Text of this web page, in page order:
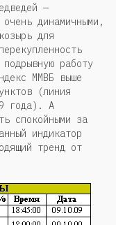
—
динамичными,
для
работу
ММВБ выше
(линия
года). А
спокойными за
индикатор
тренд от